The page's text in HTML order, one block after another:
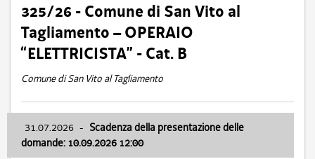
325/26 - Comune di San Vito al
Tagliamento – OPERAIO
“ELETTRICISTA” - Cat. B
Comune di San Vito al Tagliamento
31.07.2026 - Scadenza della presentazione delle
domande: 10.09.2026 12:00